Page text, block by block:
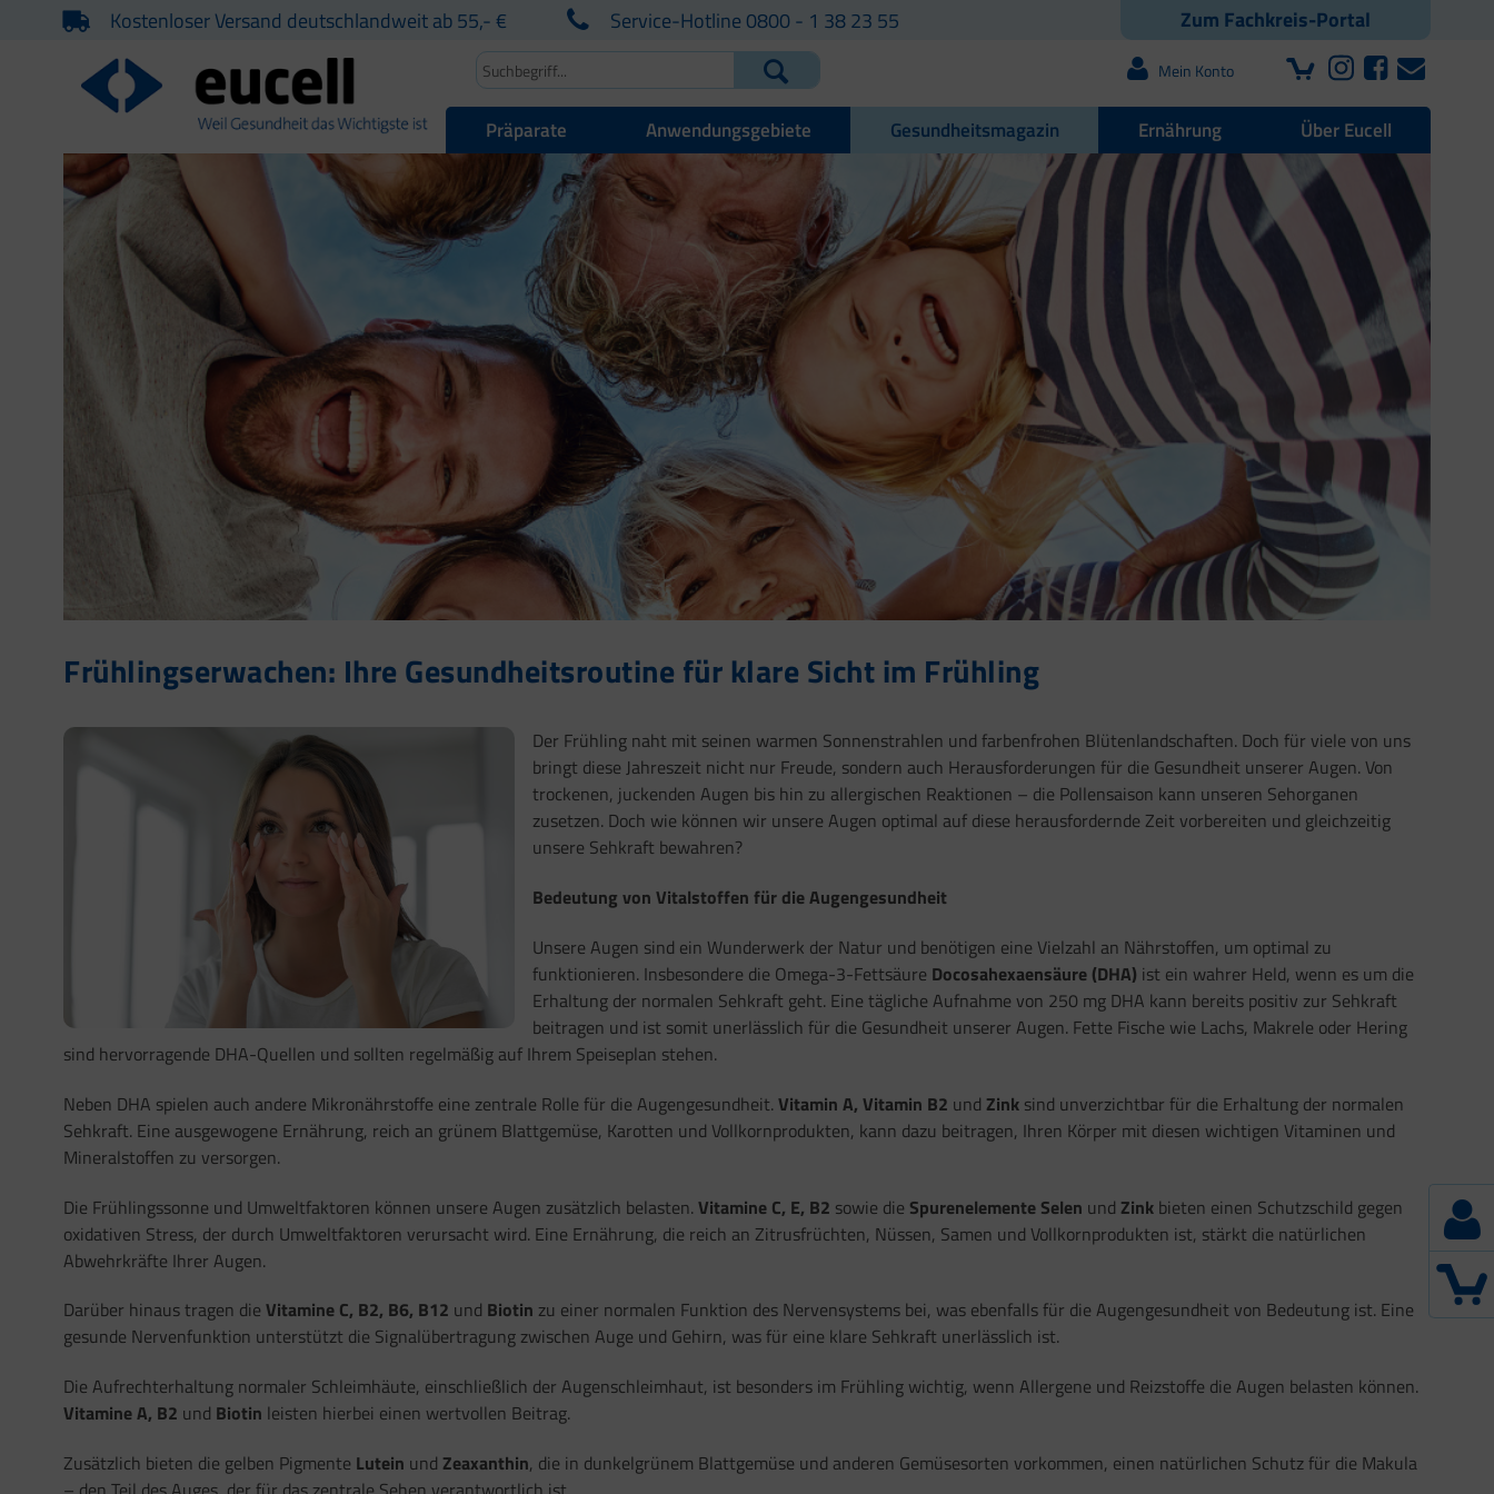
Zum Fachkreis-Portal
Kostenloser Versand deutschlandweit ab 55,- € Service-Hotline 0800 - 1 38 23 55
Mein Konto
Präparate Anwendungsgebiete Gesundheitsmagazin Ernährung Über Eucell
Frühlingserwachen: Ihre Gesundheitsroutine für klare Sicht im Frühling
Der Frühling naht mit seinen warmen Sonnenstrahlen und farbenfrohen Blütenlandschaften. Doch für viele von uns
bringt diese Jahreszeit nicht nur Freude, sondern auch Herausforderungen für die Gesundheit unserer Augen. Von
trockenen, juckenden Augen bis hin zu allergischen Reaktionen – die Pollensaison kann unseren Sehorganen
zusetzen. Doch wie können wir unsere Augen optimal auf diese herausfordernde Zeit vorbereiten und gleichzeitig
unsere Sehkraft bewahren?
Bedeutung von Vitalstoffen für die Augengesundheit
Unsere Augen sind ein Wunderwerk der Natur und benötigen eine Vielzahl an Nährstoffen, um optimal zu
funktionieren. Insbesondere die Omega-3-Fettsäure Docosahexaensäure (DHA) ist ein wahrer Held, wenn es um die
Erhaltung der normalen Sehkraft geht. Eine tägliche Aufnahme von 250 mg DHA kann bereits positiv zur Sehkraft
beitragen und ist somit unerlässlich für die Gesundheit unserer Augen. Fette Fische wie Lachs, Makrele oder Hering
sind hervorragende DHA-Quellen und sollten regelmäßig auf Ihrem Speiseplan stehen.
Neben DHA spielen auch andere Mikronährstoffe eine zentrale Rolle für die Augengesundheit. Vitamin A, Vitamin B2 und Zink sind unverzichtbar für die Erhaltung der normalen
Sehkraft. Eine ausgewogene Ernährung, reich an grünem Blattgemüse, Karotten und Vollkornprodukten, kann dazu beitragen, Ihren Körper mit diesen wichtigen Vitaminen und
Mineralstoffen zu versorgen.
Die Frühlingssonne und Umweltfaktoren können unsere Augen zusätzlich belasten. Vitamine C, E, B2 sowie die Spurenelemente Selen und Zink bieten einen Schutzschild gegen
oxidativen Stress, der durch Umweltfaktoren verursacht wird. Eine Ernährung, die reich an Zitrusfrüchten, Nüssen, Samen und Vollkornprodukten ist, stärkt die natürlichen
Abwehrkräfte Ihrer Augen.
Darüber hinaus tragen die Vitamine C, B2, B6, B12 und Biotin zu einer normalen Funktion des Nervensystems bei, was ebenfalls für die Augengesundheit von Bedeutung ist. Eine
gesunde Nervenfunktion unterstützt die Signalübertragung zwischen Auge und Gehirn, was für eine klare Sehkraft unerlässlich ist.
Die Aufrechterhaltung normaler Schleimhäute, einschließlich der Augenschleimhaut, ist besonders im Frühling wichtig, wenn Allergene und Reizstoffe die Augen belasten können.
Vitamine A, B2 und Biotin leisten hierbei einen wertvollen Beitrag.
Zusätzlich bieten die gelben Pigmente Lutein und Zeaxanthin, die in dunkelgrünem Blattgemüse und anderen Gemüsesorten vorkommen, einen natürlichen Schutz für die Makula